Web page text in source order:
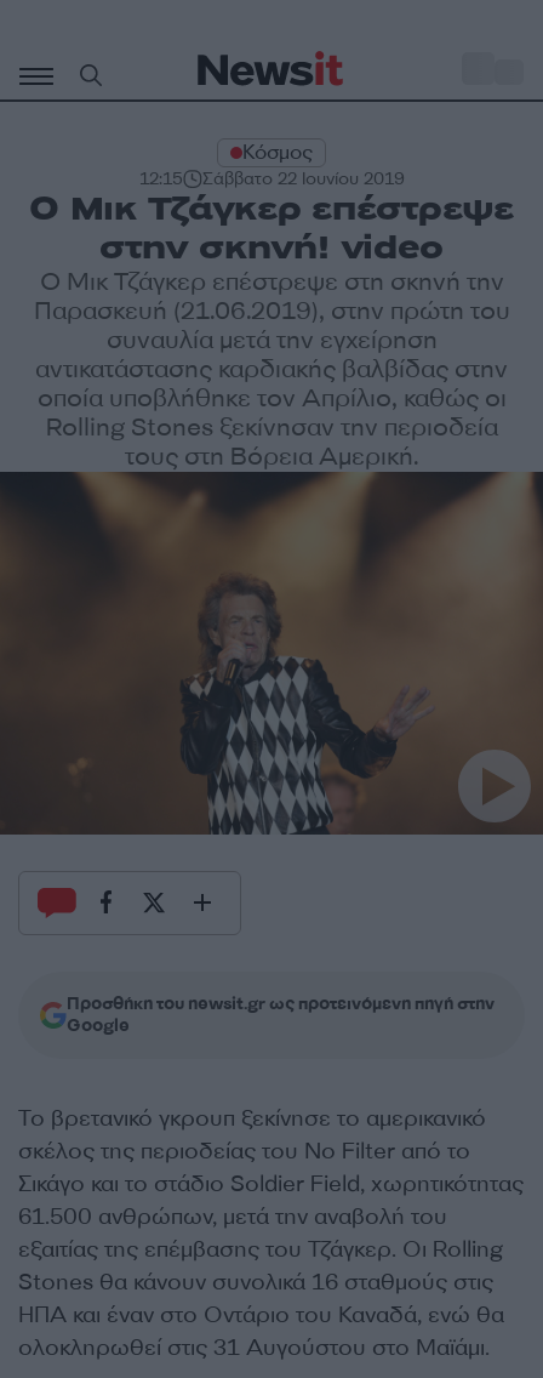
περιεχόμενο
Κόσμος
12:15 Σάββατο 22 Ιουνίου 2019
Ο Μικ Τζάγκερ επέστρεψε
στην σκηνή! video
Ο Μικ Τζάγκερ επέστρεψε στη σκηνή την
Παρασκευή (21.06.2019), στην πρώτη του
συναυλία μετά την εγχείρηση
αντικατάστασης καρδιακής βαλβίδας στην
οποία υποβλήθηκε τον Απρίλιο, καθώς οι
Rolling Stones ξεκίνησαν την περιοδεία
τους στη Βόρεια Αμερική.
Προσθήκη του newsit.gr ως προτεινόμενη πηγή στην
Google
Το βρετανικό γκρουπ ξεκίνησε το αμερικανικό
σκέλος της περιοδείας του No Filter από το
Σικάγο και το στάδιο Soldier Field, χωρητικότητας
61.500 ανθρώπων, μετά την αναβολή του
εξαιτίας της επέμβασης του Τζάγκερ. Οι Rolling
Stones θα κάνουν συνολικά 16 σταθμούς στις
ΗΠΑ και έναν στο Οντάριο του Καναδά, ενώ θα
ολοκληρωθεί στις 31 Αυγούστου στο Μαϊάμι.